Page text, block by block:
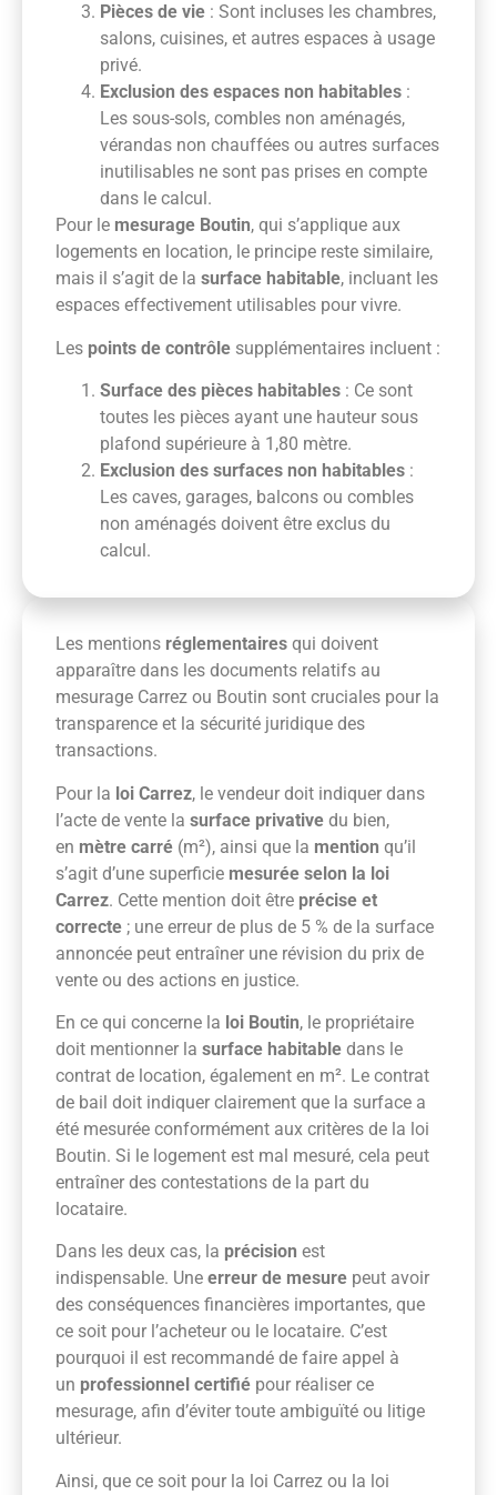
Pièces de vie : Sont incluses les chambres,
salons, cuisines, et autres espaces à usage
privé.
Exclusion des espaces non habitables :
Les sous-sols, combles non aménagés,
vérandas non chauffées ou autres surfaces
inutilisables ne sont pas prises en compte
dans le calcul.
Pour le mesurage Boutin, qui s’applique aux
logements en location, le principe reste similaire,
mais il s’agit de la surface habitable, incluant les
espaces effectivement utilisables pour vivre.
Les points de contrôle supplémentaires incluent :
Surface des pièces habitables : Ce sont
toutes les pièces ayant une hauteur sous
plafond supérieure à 1,80 mètre.
Exclusion des surfaces non habitables :
Les caves, garages, balcons ou combles
non aménagés doivent être exclus du
calcul.
Les mentions réglementaires qui doivent
apparaître dans les documents relatifs au
mesurage Carrez ou Boutin sont cruciales pour la
transparence et la sécurité juridique des
transactions.
Pour la loi Carrez, le vendeur doit indiquer dans
l’acte de vente la surface privative du bien,
en mètre carré (m²), ainsi que la mention qu’il
s’agit d’une superficie mesurée selon la loi
Carrez. Cette mention doit être précise et
correcte ; une erreur de plus de 5 % de la surface
annoncée peut entraîner une révision du prix de
vente ou des actions en justice.
En ce qui concerne la loi Boutin, le propriétaire
doit mentionner la surface habitable dans le
contrat de location, également en m². Le contrat
de bail doit indiquer clairement que la surface a
été mesurée conformément aux critères de la loi
Boutin. Si le logement est mal mesuré, cela peut
entraîner des contestations de la part du
locataire.
Dans les deux cas, la précision est
indispensable. Une erreur de mesure peut avoir
des conséquences financières importantes, que
ce soit pour l’acheteur ou le locataire. C’est
pourquoi il est recommandé de faire appel à
un professionnel certifié pour réaliser ce
mesurage, afin d’éviter toute ambiguïté ou litige
ultérieur.
Ainsi, que ce soit pour la loi Carrez ou la loi